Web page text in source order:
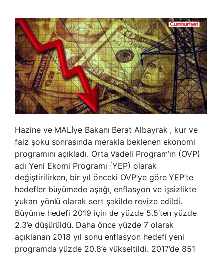
Hazine ve MALİye Bakanı Berat Albayrak , kur ve
faiz şoku sonrasında merakla beklenen ekonomi
programını açıkladı. Orta Vadeli Program’ın (OVP)
adı Yeni Ekomi Programı (YEP) olarak
değiştirilirken, bir yıl önceki OVP’ye göre YEP’te
hedefler büyümede aşağı, enflasyon ve işsizlikte
yukarı yönlü olarak sert şekilde revize edildi.
Büyüme hedefi 2019 için de yüzde 5.5’ten yüzde
2.3’e düşürüldü. Daha önce yüzde 7 olarak
açıklanan 2018 yıl sonu enflasyon hedefi yeni
programda yüzde 20.8’e yükseltildi. 2017’de 851